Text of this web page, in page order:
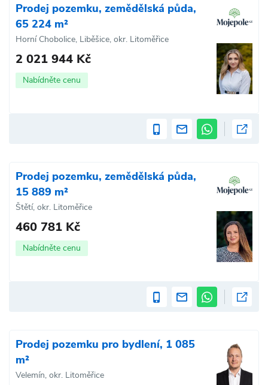
Prodej pozemku, zemědělská půda,
65 224 m²
Horní Chobolice, Liběšice, okr. Litoměřice
2 021 944 Kč
Nabídněte cenu
Prodej pozemku, zemědělská půda,
15 889 m²
Štětí, okr. Litoměřice
460 781 Kč
Nabídněte cenu
Prodej pozemku pro bydlení, 1 085
m²
Velemín, okr. Litoměřice